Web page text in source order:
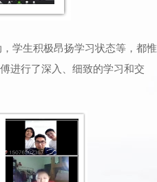
学生积极昂扬学习状态等，都惟
进行了深入、细致的学习和交